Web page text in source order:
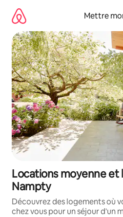
directement
contenu
Mettre
Locations moyenne et
Nampty
Découvrez des logements où
chez vous pour un séjour d'un